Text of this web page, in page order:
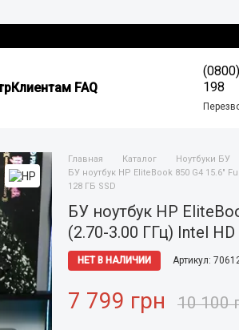
Клиентам FAQ
198
Главная Каталог Ноутбуки БУ
БУ ноутбук HP EliteBook 850 G4 15.6"
128 ГБ SSD
БУ ноутбук HP
(2.70-3.00 ГГц) Intel
НЕТ В НАЛИЧИИ Артикул:
7 799 грн 10 100